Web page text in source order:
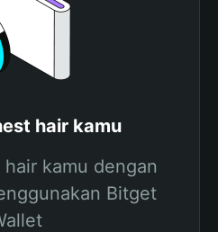
hair kamu
kamu dengan
Bitget